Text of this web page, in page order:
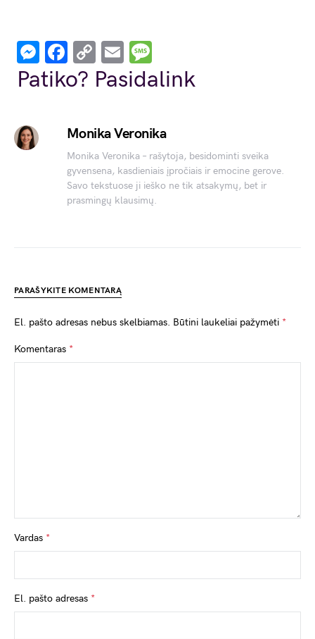
Messenger
Facebook
Copy
Link
Email
Patiko? Pasidalink
Monika Veronika
Monika Veronika – rašytoja, besidominti sveika
gyvensena, kasdieniais įpročiais ir emocine gerove.
Savo tekstuose ji ieško ne tik atsakymų, bet ir
prasmingų klausimų.
PARAŠYKITE KOMENTARĄ
El. pašto adresas nebus skelbiamas. Būtini laukeliai pažymėti *
Komentaras *
Vardas *
El. pašto adresas *